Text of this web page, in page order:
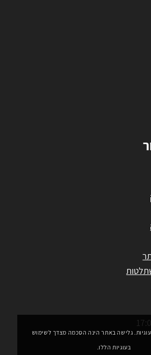
גלישה באתר הינה הסכמה מצדך לשימוש
בעוגיות הללו.